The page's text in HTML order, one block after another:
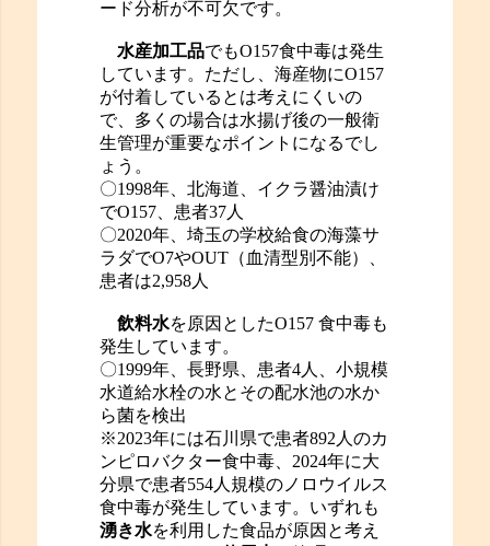
ード分析が不可欠です。
水産加工品でもO157食中毒は発生
しています。ただし、海産物にO157
が付着しているとは考えにくいの
で、多くの場合は水揚げ後の一般衛
生管理が重要なポイントになるでし
ょう。
〇1998年、北海道、イクラ醤油漬け
でO157、患者37人
〇2020年、埼玉の学校給食の海藻サ
ラダでO7やOUT（血清型別不能）、
患者は2,958人
飲料水を原因としたO157 食中毒も
発生しています。
〇1999年、長野県、患者4人、小規模
水道給水栓の水とその配水池の水か
ら菌を検出
※2023年には石川県で患者892人のカ
ンピロバクター食中毒、2024年に大
分県で患者554人規模のノロウイルス
食中毒が発生しています。いずれも
湧き水を利用した食品が原因と考え